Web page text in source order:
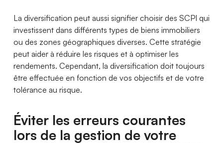
La diversification peut aussi signifier choisir des SCPI qui
investissent dans différents types de biens immobiliers
ou des zones géographiques diverses. Cette stratégie
peut aider à réduire les risques et à optimiser les
rendements. Cependant, la diversification doit toujours
être effectuée en fonction de vos objectifs et de votre
tolérance au risque.
Éviter les erreurs courantes
lors de la gestion de votre